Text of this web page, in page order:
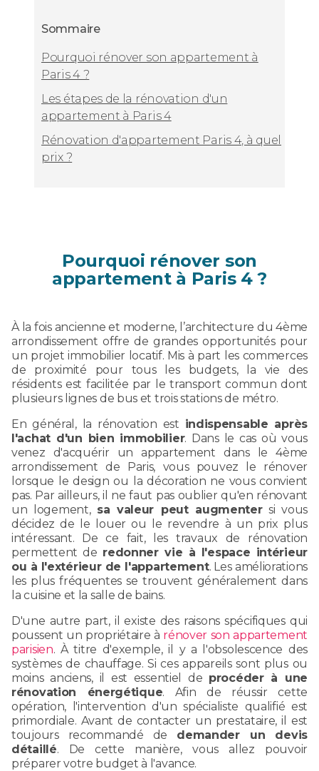
Sommaire
Pourquoi rénover son appartement à
Paris 4 ?
Les étapes de la rénovation d'un
appartement à Paris 4
Rénovation d'appartement Paris 4, à quel
prix ?
Pourquoi rénover son
appartement à Paris 4 ?
À la fois ancienne et moderne, l’architecture du 4ème
arrondissement offre de grandes opportunités pour
un projet immobilier locatif. Mis à part les commerces
de proximité pour tous les budgets, la vie des
résidents est facilitée par le transport commun dont
plusieurs lignes de bus et trois stations de métro.
En général, la rénovation est indispensable après
l'achat d'un bien immobilier. Dans le cas où vous
venez d'acquérir un appartement dans le 4ème
arrondissement de Paris, vous pouvez le rénover
lorsque le design ou la décoration ne vous convient
pas. Par ailleurs, il ne faut pas oublier qu'en rénovant
un logement, sa valeur peut augmentersi vous
décidez de le louer ou le revendre à un prix plus
intéressant. De ce fait, les travaux de rénovation
permettent de redonner vie à l'espace intérieur
ou à l'extérieur de l'appartement. Les améliorations
les plus fréquentes se trouvent généralement dans
la cuisine et la salle de bains.
D'une autre part, il existe des raisons spécifiques qui
poussent un propriétaire à rénover son appartement
parisien. À titre d'exemple, il y a l'obsolescence des
systèmes de chauffage. Si ces appareils sont plus ou
moins anciens, il est essentiel de procéder à une
rénovation énergétique. Afin de réussir cette
opération, l'intervention d'un spécialiste qualifié est
primordiale. Avant de contacter un prestataire, il est
toujours recommandé de demander un devis
détaillé. De cette manière, vous allez pouvoir
préparer votre budget à l'avance.